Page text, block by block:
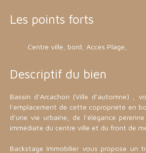
Les points forts
Centre ville, bord, Accès Plage,
Descriptif du bien
Bassin d'Arcachon (Ville d'automne) ,
l'emplacement de cette copropriété en
d'une vie urbaine, de l'élégance
immédiate du centre ville et du front de
Backstage Immobilier vous propose un